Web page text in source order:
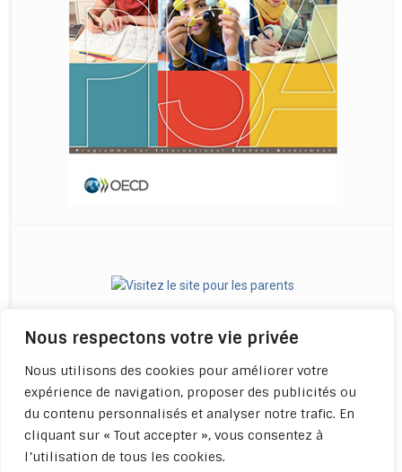
Nous respectons votre vie privée
Nous utilisons des cookies pour améliorer votre
expérience de navigation, proposer des publicités ou
du contenu personnalisés et analyser notre trafic. En
cliquant sur « Tout accepter », vous consentez à
l’utilisation de tous les cookies.